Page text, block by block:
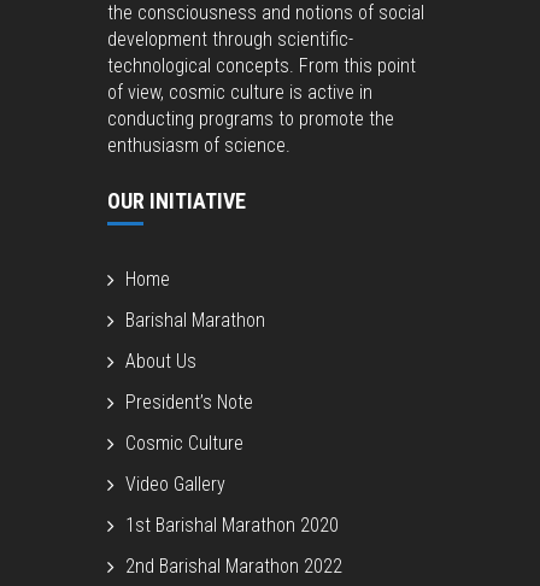
the consciousness and notions of social
development through scientific-
technological concepts. From this point
of view, cosmic culture is active in
conducting programs to promote the
enthusiasm of science.
OUR INITIATIVE
Home
Barishal Marathon
About Us
President’s Note
Cosmic Culture
Video Gallery
1st Barishal Marathon 2020
2nd Barishal Marathon 2022